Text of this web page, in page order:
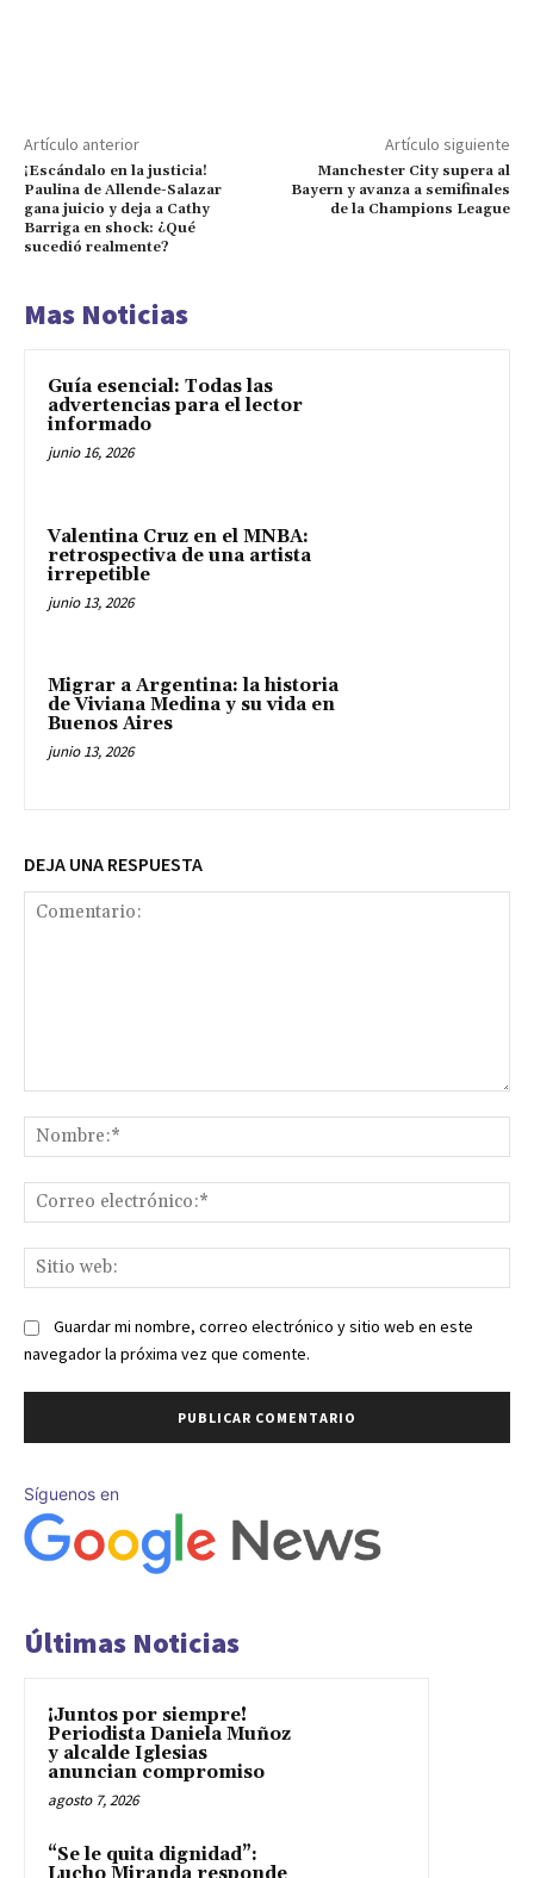
Artículo anterior
¡Escándalo en la justicia!
Paulina de Allende-Salazar
gana juicio y deja a Cathy
Barriga en shock: ¿Qué
sucedió realmente?
Artículo siguiente
Manchester City supera al
Bayern y avanza a semifinales
de la Champions League
Mas Noticias
Guía esencial: Todas las
advertencias para el lector
informado
junio 16, 2026
Valentina Cruz en el MNBA:
retrospectiva de una artista
irrepetible
junio 13, 2026
Migrar a Argentina: la historia
de Viviana Medina y su vida en
Buenos Aires
junio 13, 2026
DEJA UNA RESPUESTA
Guardar mi nombre, correo electrónico y sitio web en este
navegador la próxima vez que comente.
Síguenos en
Últimas Noticias
¡Juntos por siempre!
Periodista Daniela Muñoz
y alcalde Iglesias
anuncian compromiso
agosto 7, 2026
“Se le quita dignidad”: